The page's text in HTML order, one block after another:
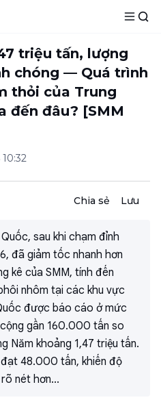
triệu tấn, lượng
chóng — Quá trình
thỏi của Trung
đến đâu? [SMM
Chia sẻ Lưu
sau khi chạm đỉnh
đã giảm tốc nhanh hơn
kê của SMM, tính đến
nhôm tại các khu vực
được báo cáo ở mức
gần 160.000 tấn so
Năm khoảng 1,47 triệu tấn.
48.000 tấn, khiến độ
nét hơn...